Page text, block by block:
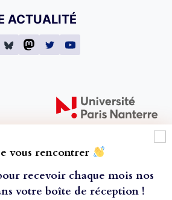
vous rencontrer
recevoir chaque mois nos
votre boîte de réception!
ACTUALITÉ